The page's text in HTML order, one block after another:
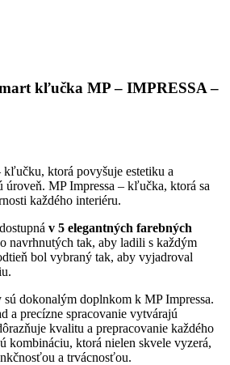
kľučka MP – IMPRESSA –
kľučku, ktorá povyšuje estetiku a
MP Impressa – kľučka, ktorá sa
každého interiéru.
v 5 elegantných farebných
navrhnutých tak, aby ladili s každým
bol vybraný tak, aby vyjadroval
dokonalým doplnkom k MP Impressa.
a precízne spracovanie vytvárajú
kvalitu a prepracovanie každého
kombináciu, ktorá nielen skvele vyzerá,
a trvácnosťou.